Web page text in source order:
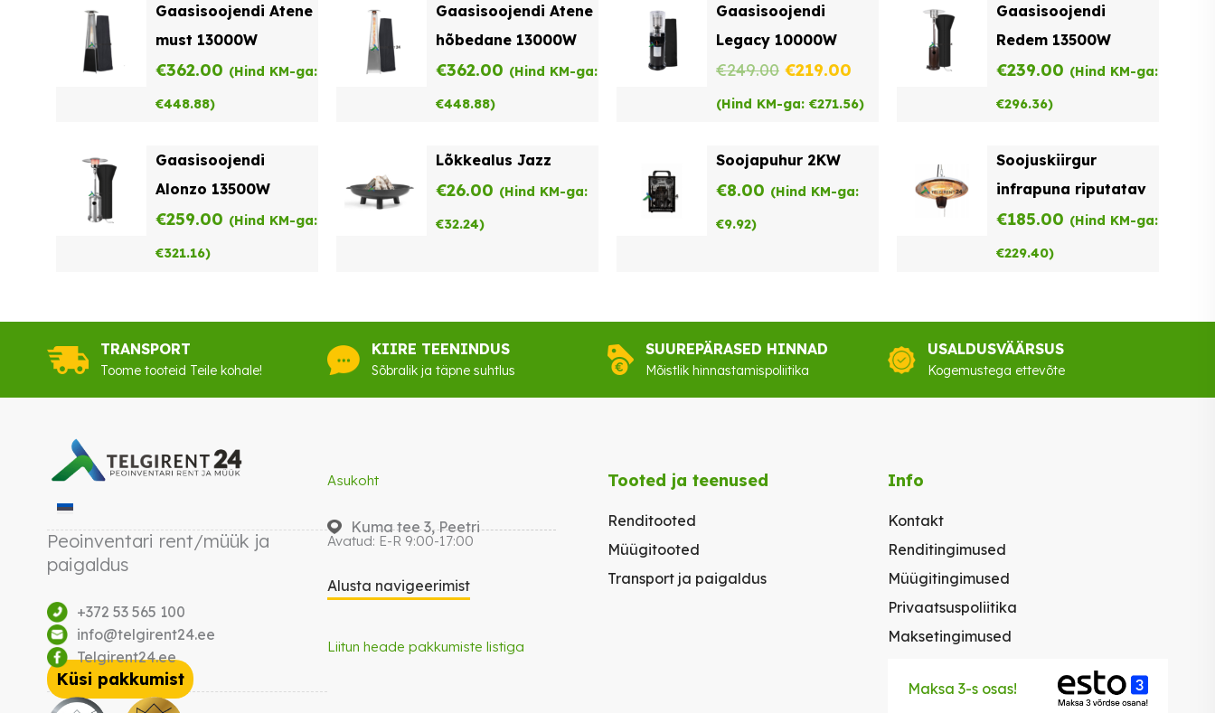
€119.00.€95.20.
Gaasisoojendi Atene
must 13000W
€362.00 (Hind KM-ga:
€448.88)
Gaasisoojendi Atene
hõbedane 13000W
€362.00 (Hind KM-ga:
€448.88)
Gaasisoojendi
Legacy 10000W
€249.00 Algne
hind
€249.00.
€219.00 Praegune
hind
(Hind KM-ga: €271.56)
Gaasisoojendi
Redem 13500W
€239.00 (Hind KM-ga:
€296.36)
Gaasisoojendi
Alonzo 13500W
€259.00 (Hind KM-ga:
€321.16)
Lõkkealus Jazz
€26.00 (Hind KM-ga:
€32.24)
Soojapuhur 2KW
€8.00 (Hind KM-ga:
€9.92)
Soojuskiirgur
infrapuna riputatav
€185.00 (Hind KM-ga:
€229.40)
TRANSPORT
Toome tooteid Teile kohale!
KIIRE TEENINDUS
Sõbralik ja täpne suhtlus
SUUREPÄRASED HINNAD
Mõistlik hinnastamispoliitika
USALDUSVÄÄRSUS
Kogemustega ettevõte
Peoinventari rent/müük ja
paigaldus
+372 53 565 100
info@telgirent24.ee
Telgirent24.ee
Küsi pakkumist
Asukoht
Kuma tee 3, Peetri
Avatud: E-R 9:00-17:00
Alusta navigeerimist
Liitun heade pakkumiste listiga
Tooted ja teenused
Renditooted
Müügitooted
Transport ja paigaldus
Info
Kontakt
Renditingimused
Müügitingimused
Privaatsuspoliitika
Maksetingimused
Maksa 3-s osas!